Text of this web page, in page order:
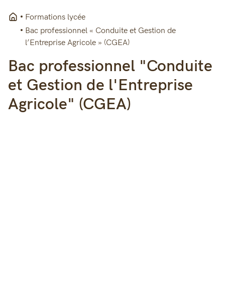
Bac professionnel "Conduite
et Gestion de l'Entreprise
Agricole" (CGEA)
Formations lycée
Bac professionnel « Conduite et Gestion de
l’Entreprise Agricole » (CGEA)